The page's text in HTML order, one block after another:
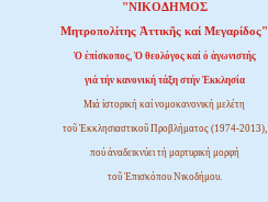
"ΝΙΚΟΔΗΜΟΣ
Μητροπολίτης Ἀττικῆς καί Μεγαρίδος"
Ὁ ἐπίσκοπος, Ὁ θεολόγος καί ὁ ἀγωνιστής
γιά τήν κανονική τάξη στήν Ἐκκλησία
Μιά ἱστορική καί νομοκανονική μελέτη
τοῦ Ἐκκλησιαστικοῦ Προβλήματος (1974-2013),
πού ἀναδεικνύει τή μαρτυρική μορφή
τοῦ Ἐπισκόπου Νικοδήμου.